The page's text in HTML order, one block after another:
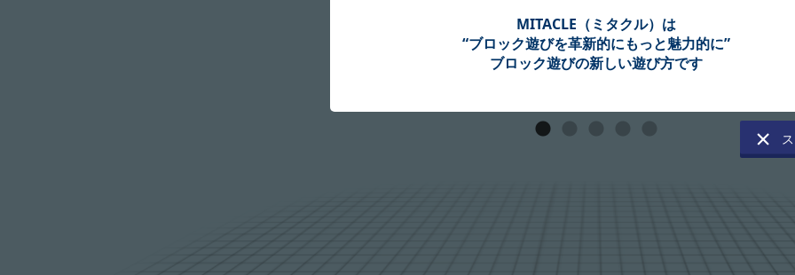
MITACLE（ミタクル）は
“ブロック遊びを革新的にもっと魅力的に”
ブロック遊びの新しい遊び方です